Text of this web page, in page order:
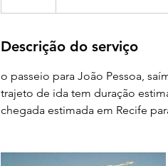
Descrição do serviço
o passeio para João Pessoa,
trajeto de ida tem duração
chegada estimada em Recife